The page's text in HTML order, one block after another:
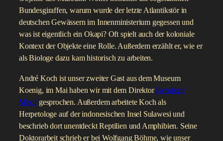
Bundesgiraffen, warum wurde der letzte Atlantikstör in
deutschen Gewässern im Innenministerium gegessen und
was ist eigentlich ein Okapi? Oft spielt auch der koloniale
Kontext der Objekte eine Rolle. Außerdem erzählt er, wie er
als Biologe dazu kam historisch zu arbeiten.
André Koch ist unser zweiter Gast aus dem Museum
Koenig, im Mai haben wir mit dem DirektorBernhard
Misofgesprochen. Außerdem arbeitete Koch als
Herpetologe auf der indonesischen Insel Sulawesi und
beschrieb dort unentdeckt Reptilien und Amphibien. Seine
Doktorarbeit schrieb er bei Wolfgang Böhme, wie unser